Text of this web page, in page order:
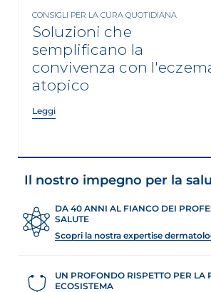
CONSIGLI PER LA CURA QUOTIDIANA
Soluzioni che
semplificano la
convivenza con
atopico
Leggi
Il nostro impegno per la
DA 40 ANNI AL FIANCO DEI
SALUTE
Scopri la nostra expertise
UN PROFONDO RISPETTO PER LA
ECOSISTEMA